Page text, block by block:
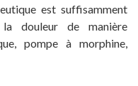
est suffisamment
douleur de manière
pompe à morphine,